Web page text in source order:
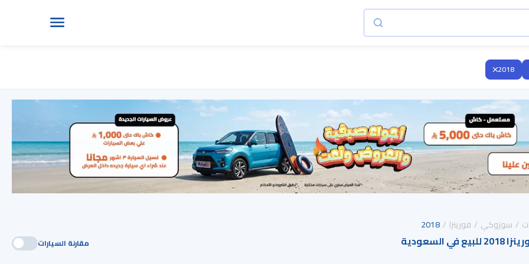
2018
سوزوكي فورينزا 2018
مقارنة السيارات